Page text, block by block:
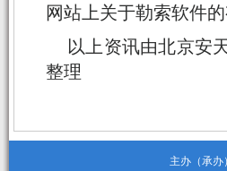
网站上关于勒索软件的
以上资讯由北京安
整理
主办（承